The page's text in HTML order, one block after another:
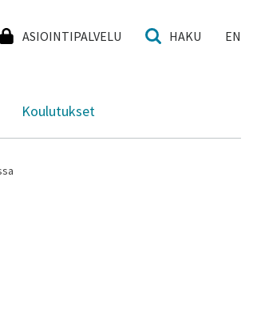
ASIOINTIPALVELU HAKU EN
ALASIVUJEN VALIKKO
Koulutukset